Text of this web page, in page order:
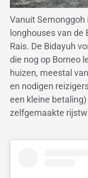
Vanuit Semonggoh
longhouses van de
Rais. De Bidayuh
die nog op Borneo
huizen, meestal
en nodigen
een kleine
zelfgemaakte